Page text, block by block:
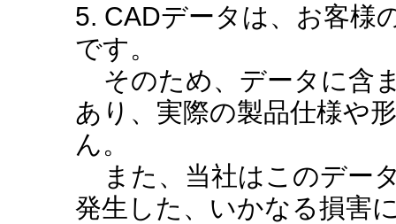
5. CADデータは、お客様
です。
そのため、データに含
あり、実際の製品仕様や
ん。
また、当社はこのデー
発生した、いかなる損害